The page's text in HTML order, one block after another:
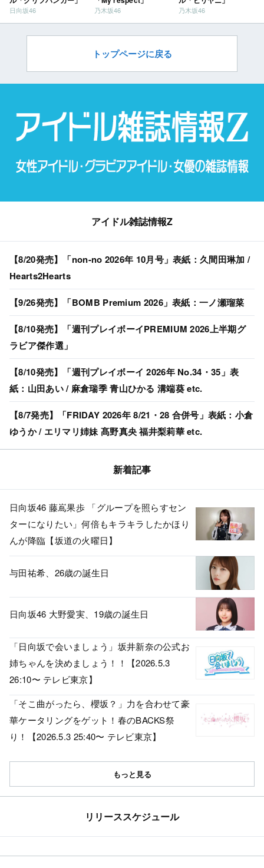
日向坂46 乃木坂46 乃木坂46
トップページに戻る
アイドル雑誌情報Z
【8/20発売】「non-no 2026年 10月号」表紙：久間田琳加 /
Hearts2Hearts
【9/26発売】「BOMB Premium 2026」表紙：一ノ瀬瑠菜
【8/10発売】「週刊プレイボーイPREMIUM 2026上半期グ
ラビア傑作選」
【8/10発売】「週刊プレイボーイ 2026年 No.34・35」表
紙：山田あい / 麻倉瑞季 青山ひかる 溝端葵 etc.
【8/7発売】「FRIDAY 2026年 8/21・28 合併号」表紙：小倉
ゆうか / エリマリ姉妹 髙野真央 福井梨莉華 etc.
新着記事
日向坂46 藤嶌果歩 「グループを照らすセン
ターになりたい」何倍もキラキラしたかほり
んが降臨【坂道の火曜日】
与田祐希、26歳の誕生日
日向坂46 大野愛実、19歳の誕生日
「日向坂で会いましょう」坂井新奈の公式お
姉ちゃんを決めましょう！！【2026.5.3
26:10〜 テレビ東京】
「そこ曲がったら、櫻坂？」力を合わせて豪
華ケータリングをゲット！春のBACKS祭
り！【2026.5.3 25:40〜 テレビ東京】
もっと見る
リリーススケジュール